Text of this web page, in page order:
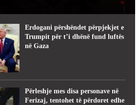
Erdogani përshëndet përpjekjet e
Trumpit për t’i dhënë fund luftës
në Gaza
Përleshje mes disa personave në
Ferizaj, tentohet të përdoret edhe